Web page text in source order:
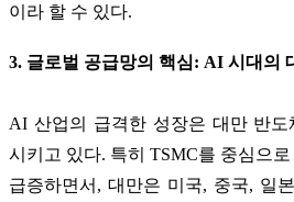
이라 할 수 있다.
3. 글로벌 공급망의 핵심: AI 시대의
AI 산업의 급격한 성장은 대만 반
시키고 있다. 특히 TSMC를 중심으
급증하면서, 대만은 미국, 중국, 일